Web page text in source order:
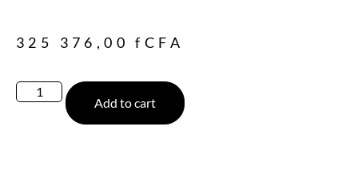
325 376,00fCFA
Add to cart